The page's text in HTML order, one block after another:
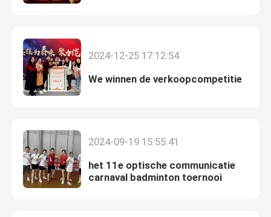
2024-12-25 17:12:54
We winnen de verkoopcompetitie
2024-09-19 15:55:41
het 11e optische communicatie
carnaval badminton toernooi